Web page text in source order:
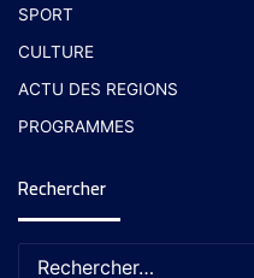
SPORT
CULTURE
ACTU DES REGIONS
PROGRAMMES
Rechercher